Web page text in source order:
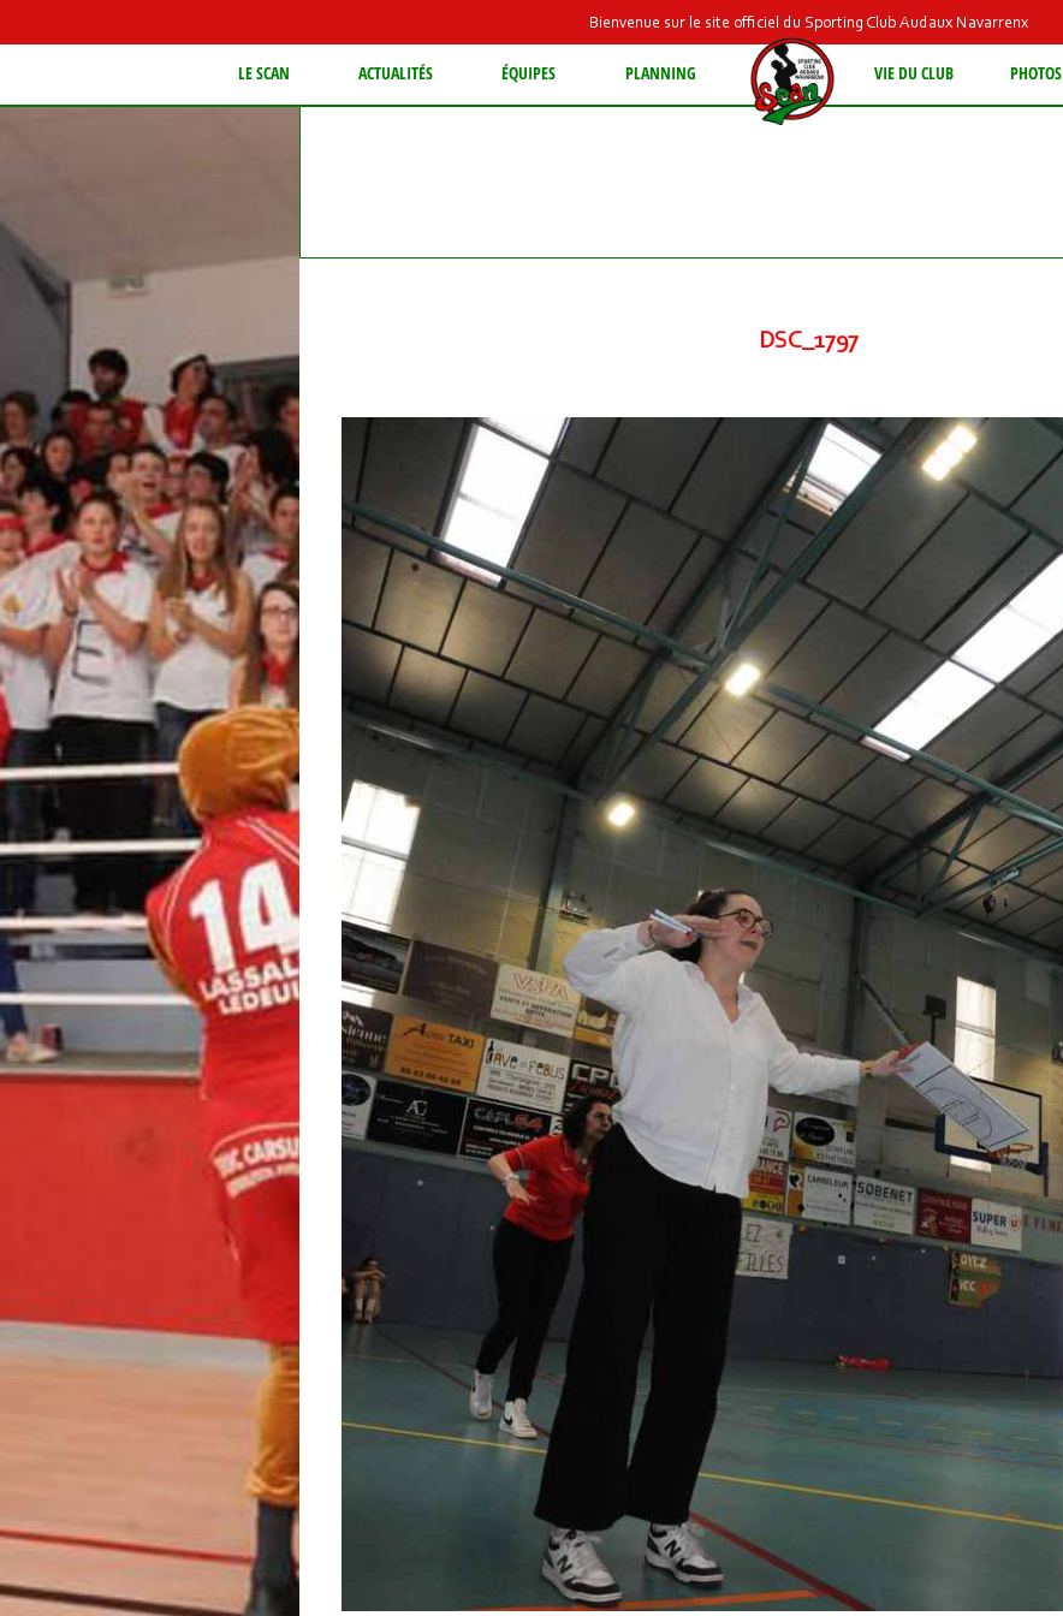
Bienvenue sur le site officiel du Sporting Club Audaux Navarrenx
LE SCAN ACTUALITÉS ÉQUIPES PLANNING VIE DU CLUB PHOTOS
DSC_1797